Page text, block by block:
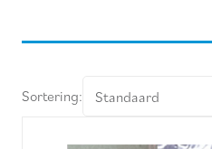
Sortering: